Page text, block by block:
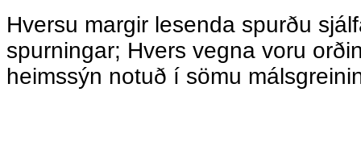
Hversu margir lesenda spurðu
spurningar; Hvers vegna voru
heimssýn notuð í sömu